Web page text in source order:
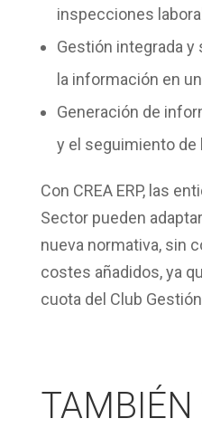
inspecciones
Gestión integrada y
la información en
Generación de
y el seguimiento de
Con CREA ERP, las
Sector pueden
nueva normativa, sin
costes añadidos, ya
cuota del Club
TAMBIÉN